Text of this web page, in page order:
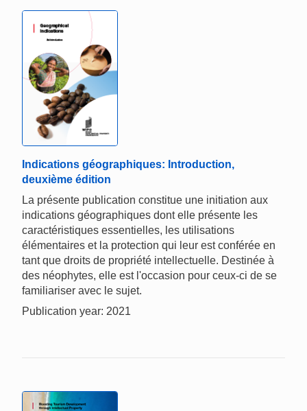
Indications géographiques: Introduction,
deuxième édition
La présente publication constitue une initiation aux
indications géographiques dont elle présente les
caractéristiques essentielles, les utilisations
élémentaires et la protection qui leur est conférée en
tant que droits de propriété intellectuelle. Destinée à
des néophytes, elle est l'occasion pour ceux-ci de se
familiariser avec le sujet.
Publication year: 2021